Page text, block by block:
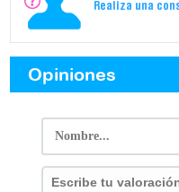
Realiza una
Opiniones